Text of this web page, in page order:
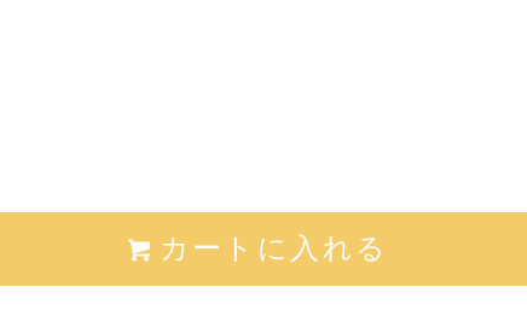
カートに入れる